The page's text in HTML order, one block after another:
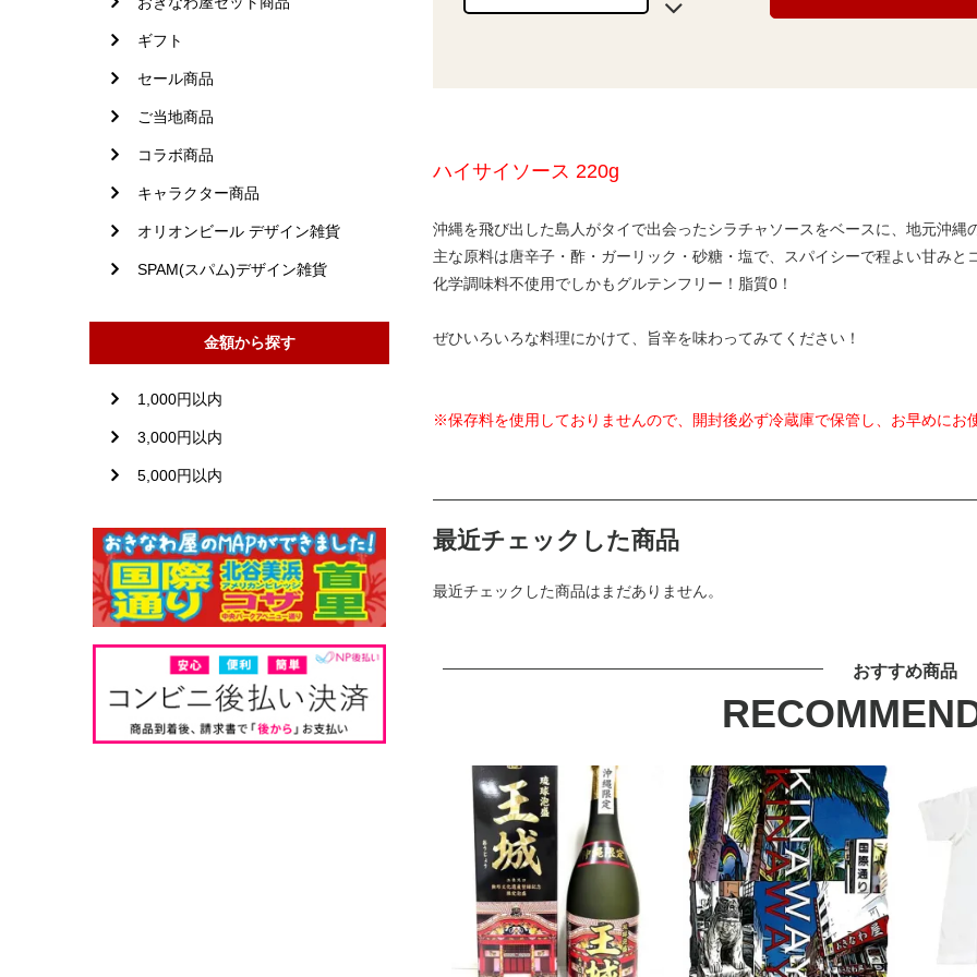
ハイサイソース 220g
沖縄を飛び出した島人がタイで出会ったシラチャソースをベースに、地元沖
主な原料は唐辛子・酢・ガーリック・砂糖・塩で、スパイシーで程よい甘み
化学調味料不使用でしかもグルテンフリー！脂質0！
ぜひいろいろな料理にかけて、旨辛を味わってみてください！
※保存料を使用しておりませんので、開封後必ず冷蔵庫で保管し、お早めにお
最近チェックした商品
最近チェックした商品はまだありません。
おすすめ商品
ギフト
セール商品
ご当地商品
コラボ商品
キャラクター商品
オリオンビール デザイン雑貨
SPAM(スパム)デザイン雑貨
金額から探す
1,000円以内
3,000円以内
5,000円以内